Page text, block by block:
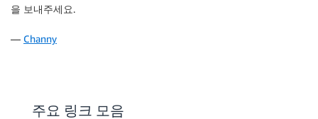
을 보내주세요.
— Channy
주요 링크 모음